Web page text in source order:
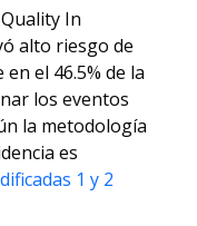
In
alto riesgo de
el 46.5% de la
los eventos
la metodología
es
1 y 2